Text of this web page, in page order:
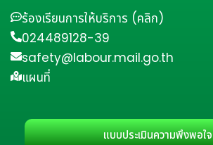
ร้องเรียนการให้บริการ (คลิก)
024489128-39
safety@labour.mail.go.th
แผนที่
แบบประเมินความพึงพอใจ